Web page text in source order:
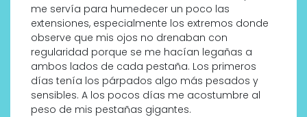
me servía para humedecer un poco las
extensiones, especialmente los extremos donde
observe que mis ojos no drenaban con
regularidad porque se me hacían legañas a
ambos lados de cada pestaña. Los primeros
días tenía los párpados algo más pesados y
sensibles. A los pocos días me acostumbre al
peso de mis pestañas gigantes.